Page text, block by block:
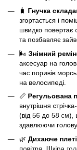
🧳 Гнучка
згортається і
швидко повертає
та позбавляє
🌬️ Знімний
аксесуар на
час поривів
на велосипеді.
📏 Регульована
внутрішня
(від 56 до 58 см),
здавлюючи голову.
🌿 Дихаюче
повітря. Шкіра